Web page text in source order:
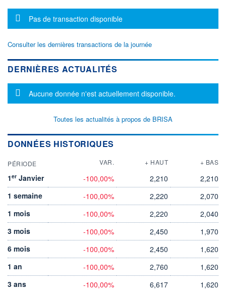
Message d'information
Pas de transaction disponible
Consulter les dernières transactions de la journée
DERNIÈRES ACTUALITÉS
Message d'information
Aucune donnée n'est actuellement disponible.
Toutes les actualités à propos de BRISA
DONNÉES HISTORIQUES
PÉRIODE VAR. + HAUT + BAS
1er Janvier -100,00% 2,210
2,210
1 semaine
-100,00% 2,220
2,070
1 mois
-100,00% 2,220
2,040
3 mois
-100,00% 2,450
1,970
6 mois
-100,00% 2,450
1,620
1 an
-100,00% 2,760
1,620
3 ans
-100,00% 6,617 1,620